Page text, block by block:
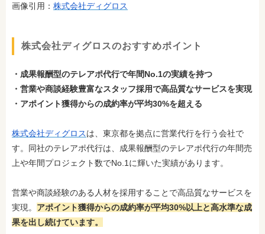
画像引用： 株式会社ディグロス
株式会社ディグロスのおすすめポイント
・成果報酬型のテレアポ代行で年間No.1の実績を持つ
・営業や商談経験豊富なスタッフ採用で高品質なサービスを実現
・アポイント獲得からの成約率が平均30%を超える
株式会社ディグロスは、東京都を拠点に営業代行を行う会社で
す。同社のテレアポ代行は、成果報酬型のテレアポ代行の年間売
上や年間プロジェクト数でNo.1に輝いた実績があります。
営業や商談経験のある人材を採用することで高品質なサービスを
実現。 アポイント獲得からの成約率が平均30%以上と高水準な成
果を出し続けています。